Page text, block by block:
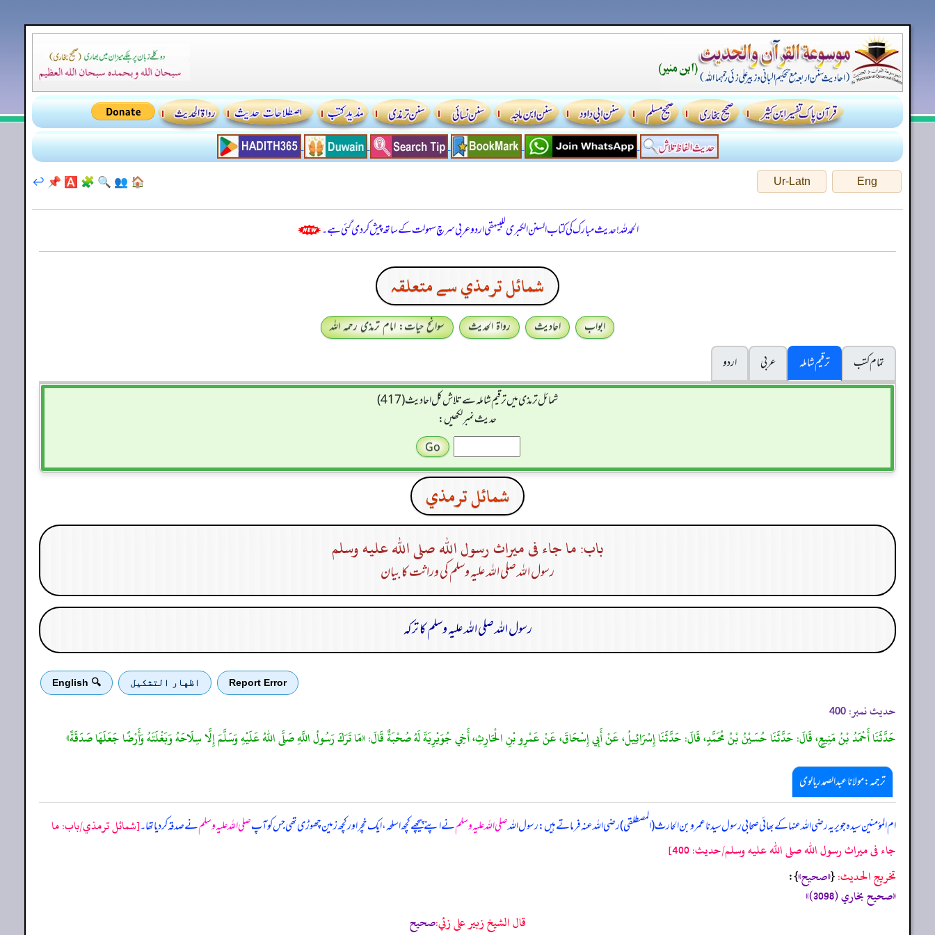
Eng
Ur-Latn
🏠
👥
🔍
🧩
🅰️
📌
↩️
الحمدللہ! حدیث مبارک کی کتاب السنن الكبرى للبيهقي اردو عربی سرچ سہولت کے ساتھ پیش کر دی گئی ہے۔
شمائل ترمذي سے متعلقہ
ابواب احادیث رواۃ الحدیث
سوانح حیات: امام ترمذی رحمہ اللہ
تمام کتب
ترقیم شاملہ عربی
اردو
شمائل ترمذی میں ترقیم شاملہ سے تلاش کل احادیث (417)
حدیث نمبر لکھیں:
شمائل ترمذي
باب: ما جاء فى ميراث رسول الله صلى الله عليه وسلم
رسول اللہ صلی اللہ علیہ وسلم کی وراثت کا بیان
رسول اللہ صلی اللہ علیہ وسلم کا ترکہ
Report Error اظهار التشكيل 🔍 English
حدیث نمبر: 400
حَدَّثَنَا أَحْمَدُ بْنُ مَنِيعٍ، قَالَ: حَدَّثَنَا حُسَيْنُ بْنُ مُحَمَّدٍ، قَالَ: حَدَّثَنَا إِسْرَائِيلُ، عَنْ أَبِي إِسْحَاقَ، عَنْ عَمْرِو بْنِ الْحَارِثِ، أَخِي جُوَيْرِيَةَ لَهُ صُحْبَةٌ قَالَ: «مَا تَرَكَ رَسُولُ اللَّهِ صَلَّى اللهُ عَلَيْهِ وَسَلَّمَ إِلَّا سِلَاحَهُ وَبَغْلَتَهُ وَأَرْضًا جَعَلَهَا صَدَقَةً»
ترجمہ:مولانا عبدالصمد ریالوی
ام المؤمنین سیدہ جویریہ رضی اللہ عنہا کے بھائی صحابی رسول سیدنا عمرو بن الحارث (المصطلقی) رضی اللہ عنہ فرماتے ہیں: رسول اللہصلی اللہ علیہ وسلمنے اپنے پیچھے کچھ اسلحہ، ایک خچر اور کچھ زمین چھوڑی تھی جس کو آپصلی اللہ علیہ وسلمنے صدقہ کر دیا تھا۔[شمائل ترمذي/باب: ما
جاء فى ميراث رسول الله صلى الله عليه وسلم/حدیث: 400]
تخریج الحدیث:{«‏‏‏‏صحيح»‏‏‏‏ }:
«صحيح بخاري (3098)»
قال الشيخ زبير على زئي:صحيح